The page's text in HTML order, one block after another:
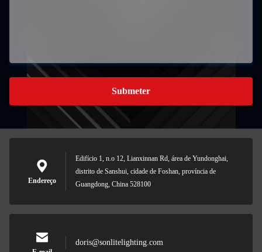
Submeter
Endereço
Edifício 1, n.o 12, Lianxinnan Rd, área de Yundonghai,
distrito de Sanshui, cidade de Foshan, província de
Guangdong, China 528100
doris@sonlitelighting.com